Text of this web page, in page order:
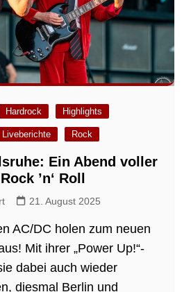
Hardrock Highlights
Liveberichte Rock
Ein Abend voller
’n‘ Roll
21. August 2025
AC/DC holen zum neuen
Mit ihrer „Power Up!“-
dabei auch wieder
diesmal Berlin und